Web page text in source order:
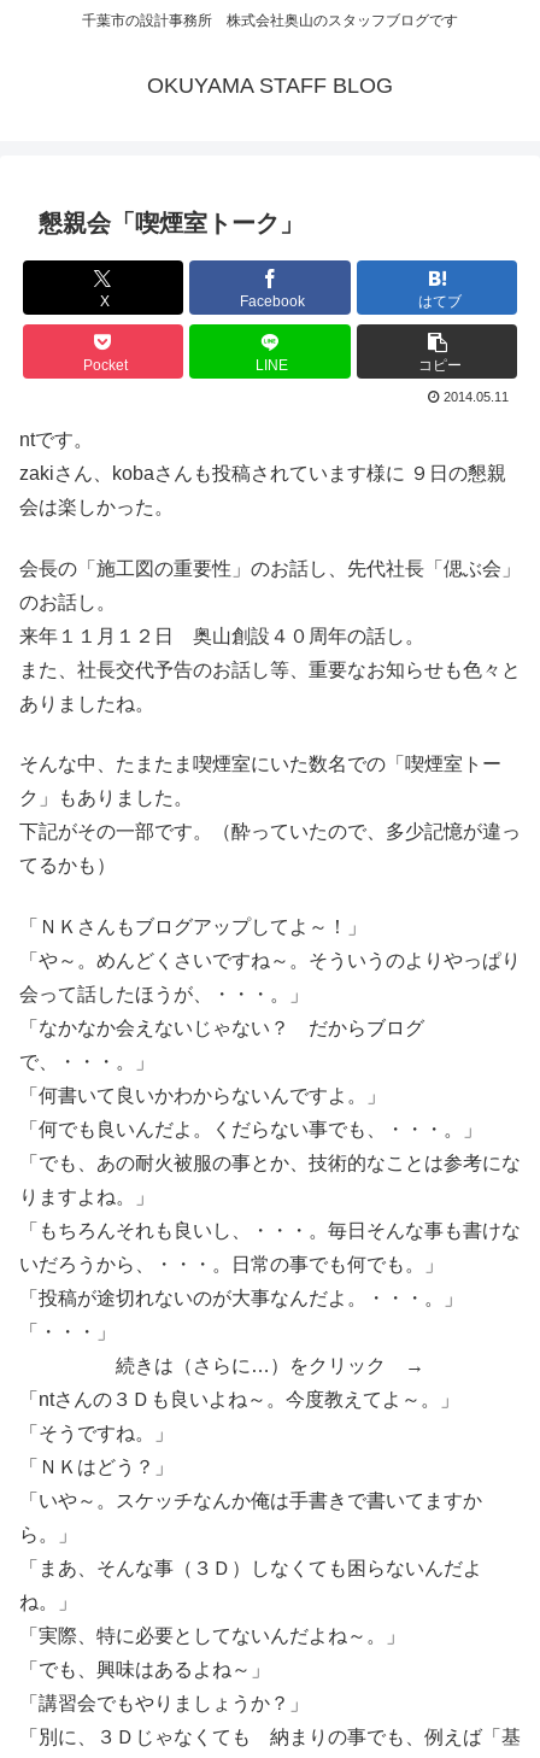
千葉市の設計事務所 株式会社奥山のスタッフブログです
OKUYAMA STAFF BLOG
懇親会「喫煙室トーク」
X Facebook はてブ
Pocket LINE コピー
2014.05.11
ntです。
zakiさん、kobaさんも投稿されています様に ９日の懇親
会は楽しかった。
会長の「施工図の重要性」のお話し、先代社長「偲ぶ会」
のお話し。
来年１１月１２日 奥山創設４０周年の話し。
また、社長交代予告のお話し等、重要なお知らせも色々と
ありましたね。
そんな中、たまたま喫煙室にいた数名での「喫煙室トー
ク」もありました。
下記がその一部です。（酔っていたので、多少記憶が違っ
てるかも）
「ＮＫさんもブログアップしてよ～！」
「や～。めんどくさいですね～。そういうのよりやっぱり
会って話したほうが、・・・。」
「なかなか会えないじゃない？ だからブログ
で、・・・。」
「何書いて良いかわからないんですよ。」
「何でも良いんだよ。くだらない事でも、・・・。」
「でも、あの耐火被服の事とか、技術的なことは参考にな
りますよね。」
「もちろんそれも良いし、・・・。毎日そんな事も書けな
いだろうから、・・・。日常の事でも何でも。」
「投稿が途切れないのが大事なんだよ。・・・。」
「・・・」
続きは（さらに…）をクリック →
「ntさんの３Ｄも良いよね～。今度教えてよ～。」
「そうですね。」
「ＮＫはどう？」
「いや～。スケッチなんか俺は手書きで書いてますか
ら。」
「まあ、そんな事（３Ｄ）しなくても困らないんだよ
ね。」
「実際、特に必要としてないんだよね～。」
「でも、興味はあるよね～」
「講習会でもやりましょうか？」
「別に、３Ｄじゃなくても 納まりの事でも、例えば「基